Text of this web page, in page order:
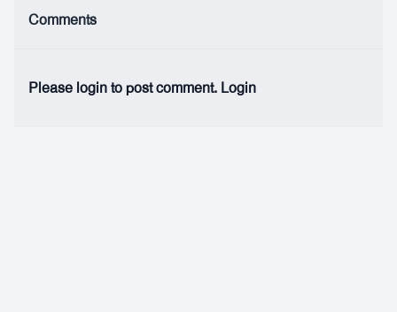
Comments
Please login to post comment. Login